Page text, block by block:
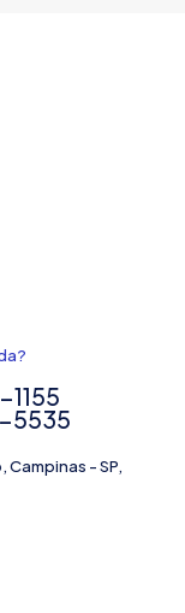
1155
5535
Campinas - SP,